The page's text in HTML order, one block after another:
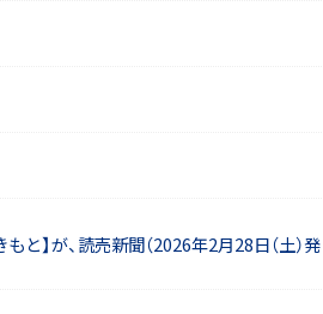
】が、読売新聞（2026年2月28日（土）発